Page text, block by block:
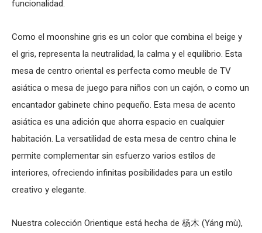
funcionalidad.
Como el moonshine gris es un color que combina el beige y
el gris, representa la neutralidad, la calma y el equilibrio. Esta
mesa de centro oriental es perfecta como meuble de TV
asiática o mesa de juego para niños con un cajón, o como un
encantador gabinete chino pequeño. Esta mesa de acento
asiática es una adición que ahorra espacio en cualquier
habitación. La versatilidad de esta mesa de centro china le
permite complementar sin esfuerzo varios estilos de
interiores, ofreciendo infinitas posibilidades para un estilo
creativo y elegante.
Nuestra colección Orientique está hecha de 杨木 (Yáng mù),